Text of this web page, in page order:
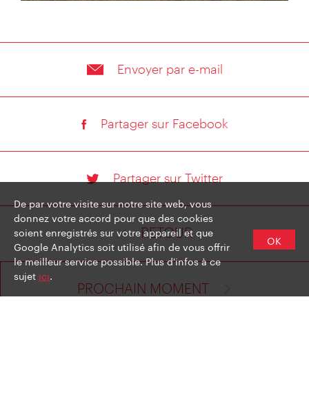
Envoyer par e-mail
Partager sur Facebook
Partager sur Twitter
RETOUR
PROCHAIN MOMENT
De par votre visite sur notre site web, vous
donnez votre accord pour que des cookies
soient enregistrés sur votre appareil et que
Google Analytics soit utilisé afin de vous offrir
le meilleur service possible. Plus d'infos à ce
sujet ici.
OK